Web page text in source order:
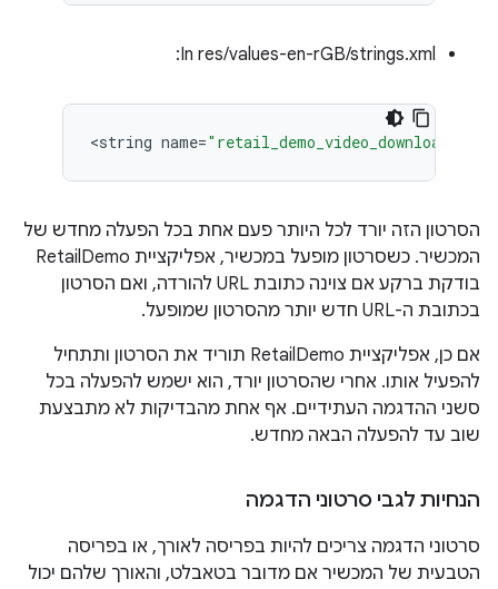
‫In res/values-en-rGB/strings.xml:
<string name="retail_demo_video_download_url"
הסרטון הזה יורד לכל היותר פעם אחת בכל הפעלה מחדש של
המכשיר. כשסרטון מופעל במכשיר, אפליקציית RetailDemo
בודקת ברקע אם צוינה כתובת URL להורדה, ואם הסרטון
בכתובת ה-URL חדש יותר מהסרטון שמופעל.
אם כן, אפליקציית RetailDemo תוריד את הסרטון ותתחיל
להפעיל אותו. אחרי שהסרטון יורד, הוא ישמש להפעלה בכל
סשני ההדגמה העתידיים. אף אחת מהבדיקות לא מתבצעת
שוב עד להפעלה הבאה מחדש.
הנחיות לגבי סרטוני הדגמה
סרטוני הדגמה צריכים להיות בפריסה לאורך, או בפריסה
הטבעית של המכשיר אם מדובר בטאבלט, והאורך שלהם יכול